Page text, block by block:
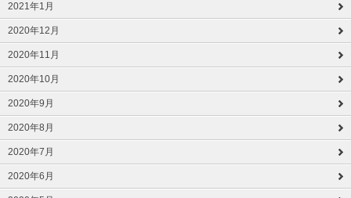
2021年1月
2020年12月
2020年11月
2020年10月
2020年9月
2020年8月
2020年7月
2020年6月